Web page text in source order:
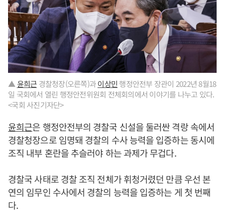
▲윤희근 경찰청장(오른쪽)과이상민행정안전부 장관이 2022년 8월18
일 국회에서 열린 행정안전위원회 전체회의에서 이야기를 나누고 있다.
<국회 사진기자단>
윤희근은 행정안전부의 경찰국 신설을 둘러싼 격랑 속에서
경찰청장으로 임명돼 경찰의 수사 능력을 입증하는 동시에
조직 내부 혼란을 추슬러야 하는 과제가 무겁다.
경찰국 사태로 경찰 조직 전체가 휘청거렸던 만큼 우선 본
연의 임무인 수사에서 경찰의 능력을 입증하는 게 첫 번째
다.